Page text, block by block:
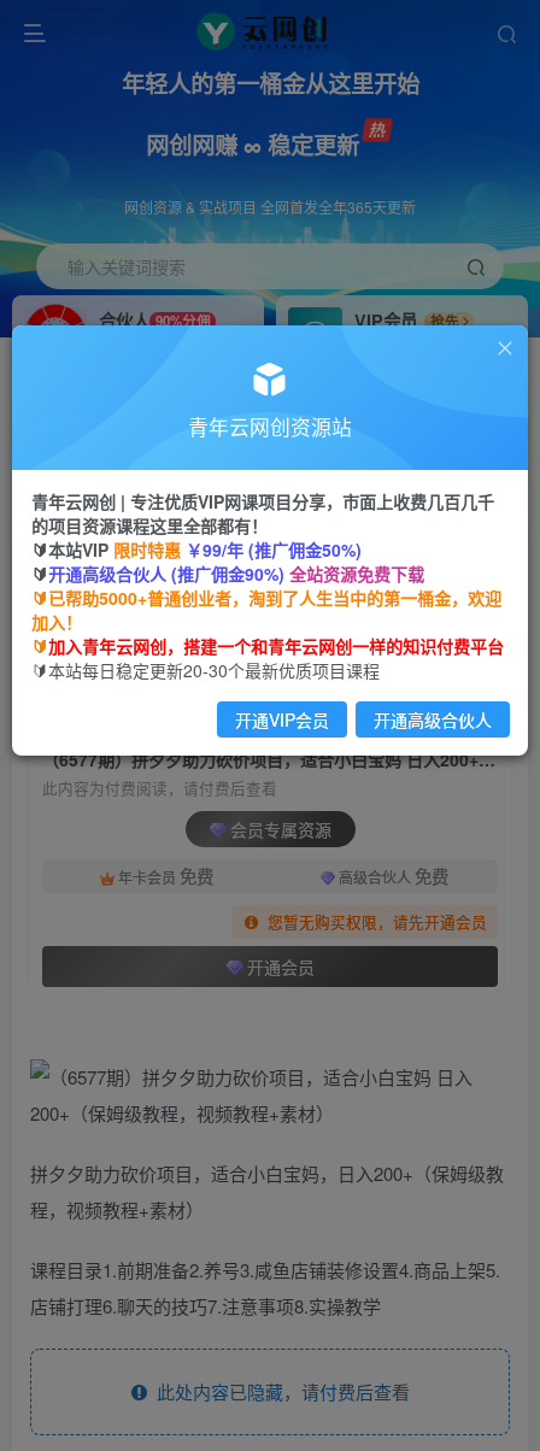
年轻人的第一桶金从这里开始
网创网赚 ∞ 稳定更新
网创资源 & 实战项目 全网首发全年365天更新
输入关键词搜索
合伙人 90%分佣
VIP会员
抢先
搭建同款网站，自己当老板
首页 创业课程 会员专属 正文
（6577期）拼夕夕助力砍价项目，适合小白宝妈
日入200+（保姆级教程，视频教程+素材）
青年云网创
2年前发布
关注 私信
（6577期）拼夕夕助力砍价项目，适合小白宝妈 日入200+（保姆级教程，视频教程+素材）
此内容为付费阅读，请付费后查看
会员专属资源
年卡会员 免费 高级合伙人 免费
您暂无购买权限，请先开通会员
开通会员
拼夕夕助力砍价项目，适合小白宝妈，日入200+（保姆级教
程，视频教程+素材）
课程目录1.前期准备2.养号3.咸鱼店铺装修设置4.商品上架5.
店铺打理6.聊天的技巧7.注意事项8.实操教学
此处内容已隐藏，请付费后查看
青年云网创资源站
青年云网创 | 专注优质VIP网课项目分享，市面上收费几百几千
的项目资源课程这里全部都有！
🔰本站VIP 限时特惠 ￥99/年 (推广佣金50%)
🔰开通高级合伙人 (推广佣金90%) 全站资源免费下载
🔰已帮助5000+普通创业者，淘到了人生当中的第一桶金，欢迎
加入！
🔰加入青年云网创，搭建一个和青年云网创一样的知识付费平台
🔰本站每日稳定更新20-30个最新优质项目课程
开通VIP会员 开通高级合伙人